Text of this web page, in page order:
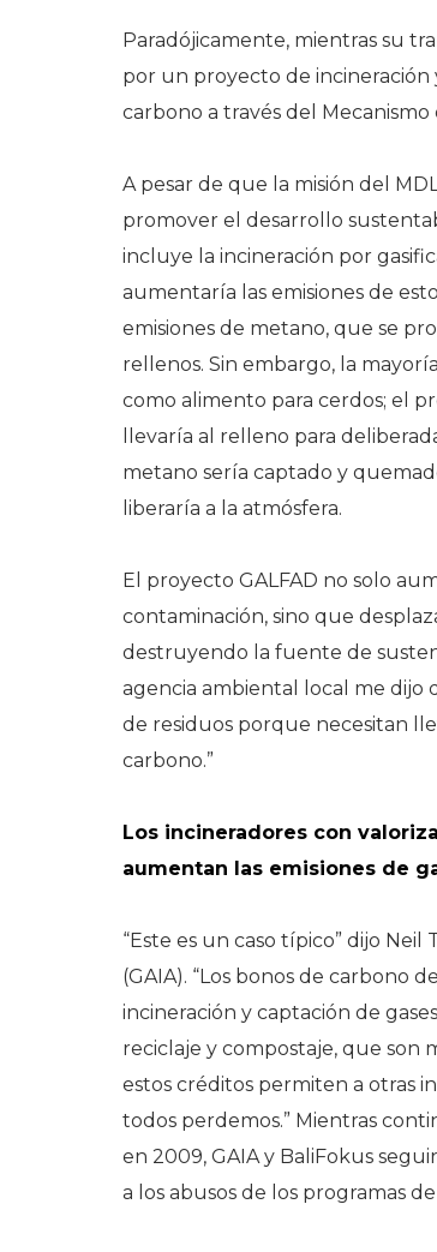
Paradójicamente, mientras su
por un proyecto de
carbono a través del
A pesar de que la misión del
promover el desarrollo
incluye la incineración por
aumentaría las emisiones de
emisiones de metano, que se
rellenos. Sin embargo, la
como alimento para cerdos; el
llevaría al relleno para
metano sería captado y
liberaría a la atmósfera.
El proyecto GALFAD no solo
contaminación, sino que
destruyendo la fuente de
agencia ambiental local me dijo
de residuos porque necesitan
carbono.”
Los incineradores con
aumentan las emisiones de
“Este es un caso típico” dijo
(GAIA). “Los bonos de carbono
incineración y captación de
reciclaje y compostaje, que son
estos créditos permiten a otras
todos perdemos.” Mientras
en 2009, GAIA y BaliFokus
a los abusos de los programas